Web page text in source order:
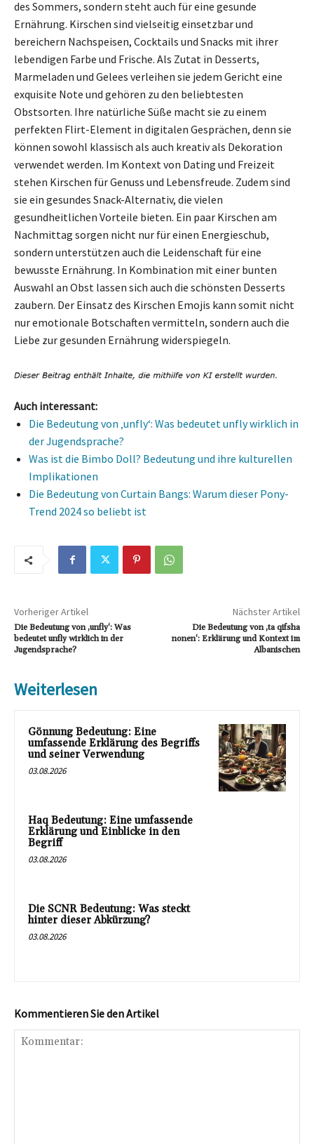
des Sommers, sondern steht auch für eine gesunde
Ernährung. Kirschen sind vielseitig einsetzbar und
bereichern Nachspeisen, Cocktails und Snacks mit ihrer
lebendigen Farbe und Frische. Als Zutat in Desserts,
Marmeladen und Gelees verleihen sie jedem Gericht eine
exquisite Note und gehören zu den beliebtesten
Obstsorten. Ihre natürliche Süße macht sie zu einem
perfekten Flirt-Element in digitalen Gesprächen, denn sie
können sowohl klassisch als auch kreativ als Dekoration
verwendet werden. Im Kontext von Dating und Freizeit
stehen Kirschen für Genuss und Lebensfreude. Zudem sind
sie ein gesundes Snack-Alternativ, die vielen
gesundheitlichen Vorteile bieten. Ein paar Kirschen am
Nachmittag sorgen nicht nur für einen Energieschub,
sondern unterstützen auch die Leidenschaft für eine
bewusste Ernährung. In Kombination mit einer bunten
Auswahl an Obst lassen sich auch die schönsten Desserts
zaubern. Der Einsatz des Kirschen Emojis kann somit nicht
nur emotionale Botschaften vermitteln, sondern auch die
Liebe zur gesunden Ernährung widerspiegeln.
Auch interessant:
Die Bedeutung von ‚unfly‘: Was bedeutet unfly wirklich in
der Jugendsprache?
Was ist die Bimbo Doll? Bedeutung und ihre kulturellen
Implikationen
Die Bedeutung von Curtain Bangs: Warum dieser Pony-
Trend 2024 so beliebt ist
Vorheriger Artikel
Die Bedeutung von ‚unfly‘: Was
bedeutet unfly wirklich in der
Jugendsprache?
Nächster Artikel
Die Bedeutung von ‚ta qifsha
nonen‘: Erklärung und Kontext im
Albanischen
Weiterlesen
Gönnung Bedeutung: Eine
umfassende Erklärung des Begriffs
und seiner Verwendung
03.08.2026
Haq Bedeutung: Eine umfassende
Erklärung und Einblicke in den
Begriff
03.08.2026
Die SCNR Bedeutung: Was steckt
hinter dieser Abkürzung?
03.08.2026
Kommentieren Sie den Artikel